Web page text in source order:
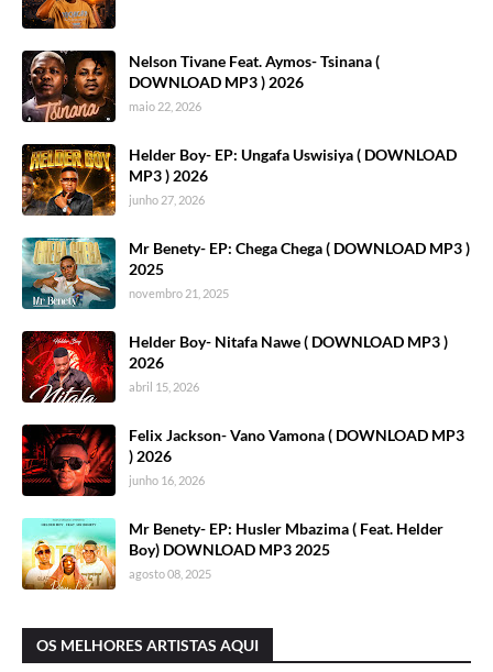
Nelson Tivane Feat. Aymos- Tsinana (
DOWNLOAD MP3 ) 2026
maio 22, 2026
Helder Boy- EP: Ungafa Uswisiya ( DOWNLOAD
MP3 ) 2026
junho 27, 2026
Mr Benety- EP: Chega Chega ( DOWNLOAD MP3 )
2025
novembro 21, 2025
Helder Boy- Nitafa Nawe ( DOWNLOAD MP3 )
2026
abril 15, 2026
Felix Jackson- Vano Vamona ( DOWNLOAD MP3
) 2026
junho 16, 2026
Mr Benety- EP: Husler Mbazima ( Feat. Helder
Boy) DOWNLOAD MP3 2025
agosto 08, 2025
OS MELHORES ARTISTAS AQUI